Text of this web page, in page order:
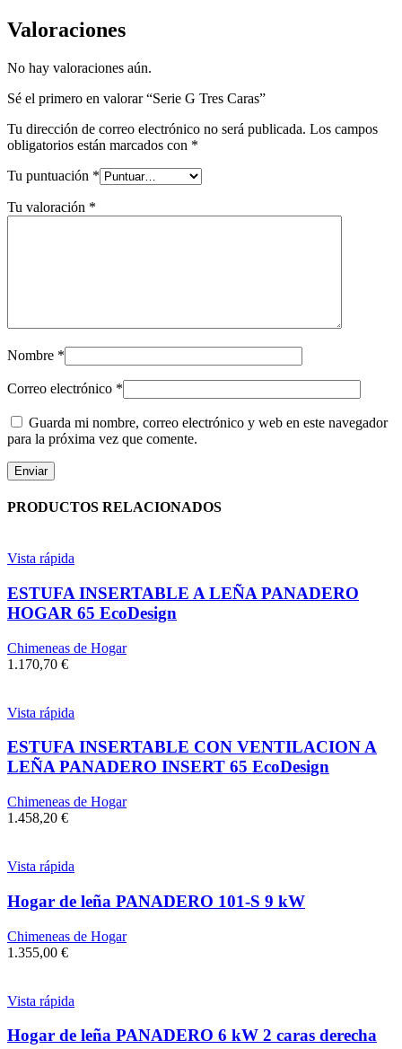
Valoraciones
No hay valoraciones aún.
Sé el primero en valorar “Serie G Tres Caras”
Tu dirección de correo electrónico no será publicada. Los campos
obligatorios están marcados con *
Tu puntuación *
Tu valoración *
Nombre *
Correo electrónico *
Guarda mi nombre, correo electrónico y web en este navegador
para la próxima vez que comente.
PRODUCTOS RELACIONADOS
Vista rápida
ESTUFA INSERTABLE A LEÑA PANADERO
HOGAR 65 EcoDesign
Chimeneas de Hogar
1.170,70 €
Vista rápida
ESTUFA INSERTABLE CON VENTILACION A
LEÑA PANADERO INSERT 65 EcoDesign
Chimeneas de Hogar
1.458,20 €
Vista rápida
Hogar de leña PANADERO 101-S 9 kW
Chimeneas de Hogar
1.355,00 €
Vista rápida
Hogar de leña PANADERO 6 kW 2 caras derecha